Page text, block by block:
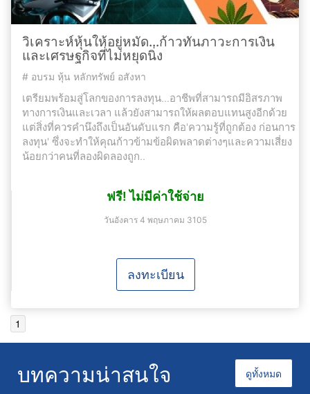
วิเคราะห์หุ้นให้อยู่หมัด...ก้าวทันภาวะการเงิน
และเศรษฐกิจที่ไม่หยุดนิ่ง
# อบรม หุ้น หลักทรัพย์ อสังหา
เตรียมพร้อมสู่โลกของการลงทุน...อาชีพที่สามารถมีอิสรภาพ
ทางการเงินและเวลา แล้วยังสามารถให้ผลตอบแทนสูงอีกด้วย
แต่สิ่งที่ควรคำนึงถึงเป็นอันดับแรก คือ'ความรู้ที่ถูกต้อง ก่อนการ
ลงทุน' ซึ่งจะทำให้คุณก้าวข้ามข้อผิดพลาดต่างๆและความเสี่ยง
น้อยกว่าคนที่ลองผิดลองถูก..
ฟรี! ไม่มีค่าใช้จ่าย
วันอังคาร 4 พฤษภาคม 3105
ลงทะเบียน
1
บทความน่าสนใจ ดูทั้งหมด